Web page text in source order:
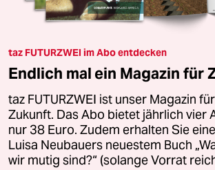
taz FUTURZWEI im Abo entdecken
Endlich mal ein Magazin für
taz FUTURZWEI ist unser Magazin
Zukunft. Das Abo bietet jährlich vier
nur 38 Euro. Zudem erhalten Sie
Luisa Neubauers neuestem Buch
wir mutig sind?“ (solange Vorrat